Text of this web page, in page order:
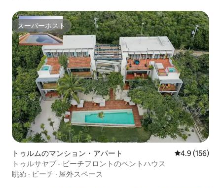
スーパーホスト
スーパーホスト
トゥルムのマンション・アパート レビュー156
4.9 (156)
トゥルサヤブ - ビーチフロントのペントハウス
眺め · ビーチ · 屋外スペース